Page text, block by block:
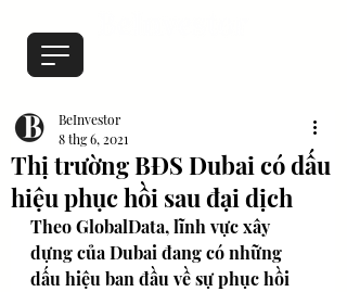
Thị trường BĐS Dubai có dấu
hiệu phục hồi sau đại dịch
BeInvestor
8 thg 6, 2021
Theo GlobalData, lĩnh vực xây
dựng của Dubai đang có những
dấu hiệu ban đầu về sự phục hồi